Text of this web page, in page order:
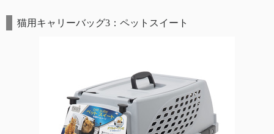
猫用キャリーバッグ3：ペットスイート